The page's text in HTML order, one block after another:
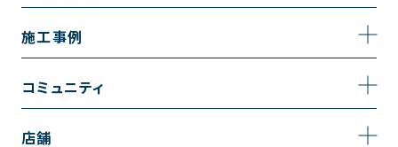
採用情報
キッチンのリフォーム
リノベーション
サービスの流れ
施工事例
施工事例一覧
コミュニティ
コミュニティ
店舗